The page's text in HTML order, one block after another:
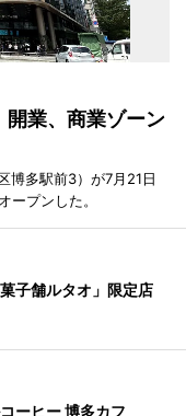
開業、商業ゾーン
博多駅前3）が7月21日
ープンした。
子舗ルタオ」限定店
ーヒー 博多カフ